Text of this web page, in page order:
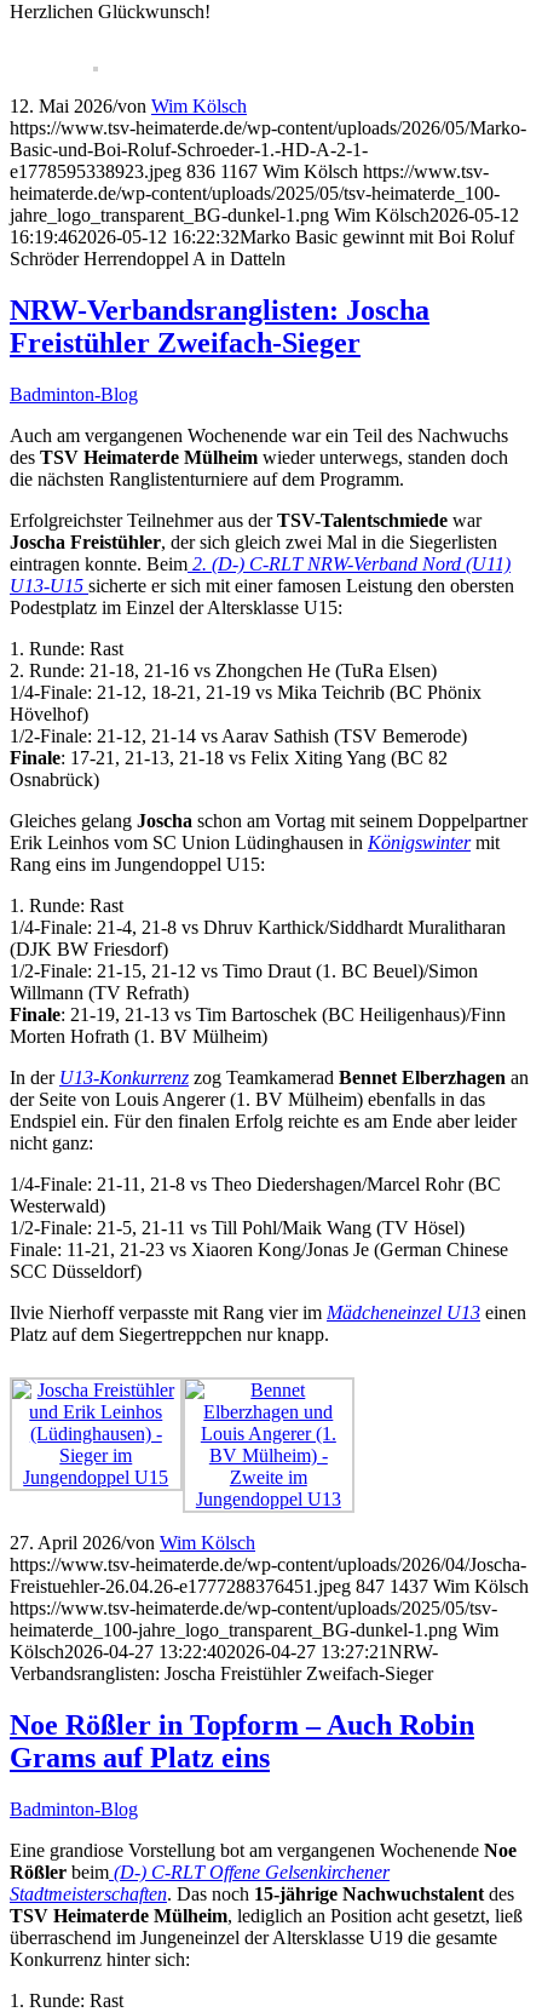
Herzlichen Glückwunsch!
12. Mai 2026/von Wim Kölsch
https://www.tsv-heimaterde.de/wp-content/uploads/2026/05/Marko-
Basic-und-Boi-Roluf-Schroeder-1.-HD-A-2-1-
e1778595338923.jpeg 836 1167 Wim Kölsch https://www.tsv-
heimaterde.de/wp-content/uploads/2025/05/tsv-heimaterde_100-
jahre_logo_transparent_BG-dunkel-1.png Wim Kölsch2026-05-12
16:19:462026-05-12 16:22:32Marko Basic gewinnt mit Boi Roluf
Schröder Herrendoppel A in Datteln
NRW-Verbandsranglisten: Joscha
Freistühler Zweifach-Sieger
Badminton-Blog
Auch am vergangenen Wochenende war ein Teil des Nachwuchs
des TSV Heimaterde Mülheim wieder unterwegs, standen doch
die nächsten Ranglistenturniere auf dem Programm.
Erfolgreichster Teilnehmer aus derTSV-Talentschmiede war
Joscha Freistühler, der sich gleich zwei Mal in die Siegerlisten
eintragen konnte. Beim 2. (D-) C-RLT NRW-Verband Nord (U11)
U13-U15 sicherte er sich mit einer famosen Leistung den obersten
Podestplatz im Einzel der Altersklasse U15:
1. Runde: Rast
2. Runde: 21-18, 21-16 vs Zhongchen He (TuRa Elsen)
1/4-Finale: 21-12, 18-21, 21-19 vs Mika Teichrib (BC Phönix
Hövelhof)
1/2-Finale: 21-12, 21-14 vs Aarav Sathish (TSV Bemerode)
Finale: 17-21, 21-13, 21-18 vs Felix Xiting Yang (BC 82
Osnabrück)
Gleiches gelang Joscha schon am Vortag mit seinem Doppelpartner
Erik Leinhos vom SC Union Lüdinghausen in Königswintermit
Rang eins im Jungendoppel U15:
1. Runde: Rast
1/4-Finale: 21-4, 21-8 vs Dhruv Karthick/Siddhardt Muralitharan
(DJK BW Friesdorf)
1/2-Finale: 21-15, 21-12 vs Timo Draut (1. BC Beuel)/Simon
Willmann (TV Refrath)
Finale: 21-19, 21-13 vs Tim Bartoschek (BC Heiligenhaus)/Finn
Morten Hofrath (1. BV Mülheim)
In der U13-Konkurrenz zog Teamkamerad Bennet Elberzhagen an
der Seite von Louis Angerer (1. BV Mülheim) ebenfalls in das
Endspiel ein. Für den finalen Erfolg reichte es am Ende aber leider
nicht ganz:
1/4-Finale: 21-11, 21-8 vs Theo Diedershagen/Marcel Rohr (BC
Westerwald)
1/2-Finale: 21-5, 21-11 vs Till Pohl/Maik Wang (TV Hösel)
Finale: 11-21, 21-23 vs Xiaoren Kong/Jonas Je (German Chinese
SCC Düsseldorf)
Ilvie Nierhoff verpasste mit Rang vier im Mädcheneinzel U13 einen
Platz auf dem Siegertreppchen nur knapp.
27. April 2026/von Wim Kölsch
https://www.tsv-heimaterde.de/wp-content/uploads/2026/04/Joscha-
Freistuehler-26.04.26-e1777288376451.jpeg 847 1437 Wim Kölsch
https://www.tsv-heimaterde.de/wp-content/uploads/2025/05/tsv-
heimaterde_100-jahre_logo_transparent_BG-dunkel-1.png Wim
Kölsch2026-04-27 13:22:402026-04-27 13:27:21NRW-
Verbandsranglisten: Joscha Freistühler Zweifach-Sieger
Noe Rößler in Topform – Auch Robin
Grams auf Platz eins
Badminton-Blog
Eine grandiose Vorstellung bot am vergangenen Wochenende Noe
Rößler beim (D-) C-RLT Offene Gelsenkirchener
Stadtmeisterschaften. Das noch 15-jährige Nachwuchstalent des
TSV Heimaterde Mülheim, lediglich an Position acht gesetzt, ließ
überraschend im Jungeneinzel der Altersklasse U19 die gesamte
Konkurrenz hinter sich:
1. Runde: Rast